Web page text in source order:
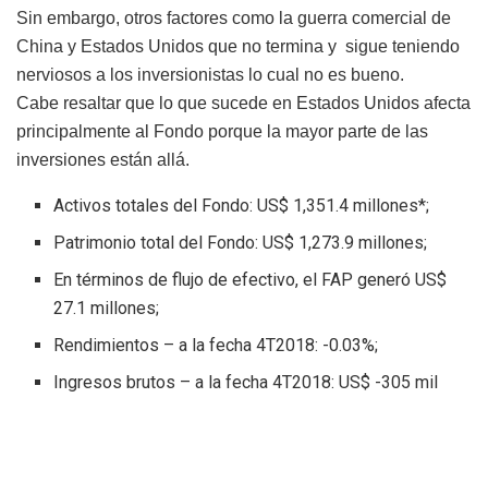
Sin embargo, otros factores como la guerra comercial de
China y Estados Unidos que no termina y sigue teniendo
nerviosos a los inversionistas lo cual no es bueno.
Cabe resaltar que lo que sucede en Estados Unidos afecta
principalmente al Fondo porque la mayor parte de las
inversiones están allá.
Activos totales del Fondo: US$ 1,351.4 millones*;
Patrimonio total del Fondo: US$ 1,273.9 millones;
En términos de flujo de efectivo, el FAP generó US$
27.1 millones;
Rendimientos – a la fecha 4T2018: -0.03%;
Ingresos brutos – a la fecha 4T2018: US$ -305 mil